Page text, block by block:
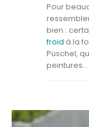
Pour
bien :
froid à la
Püschel,
peintures...